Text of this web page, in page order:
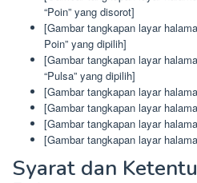
“Poin” yang disorot]
[Gambar tangkapan layar
Poin” yang dipilih]
[Gambar tangkapan layar
“Pulsa” yang dipilih]
[Gambar tangkapan layar
[Gambar tangkapan layar
[Gambar tangkapan layar
[Gambar tangkapan layar
Syarat dan